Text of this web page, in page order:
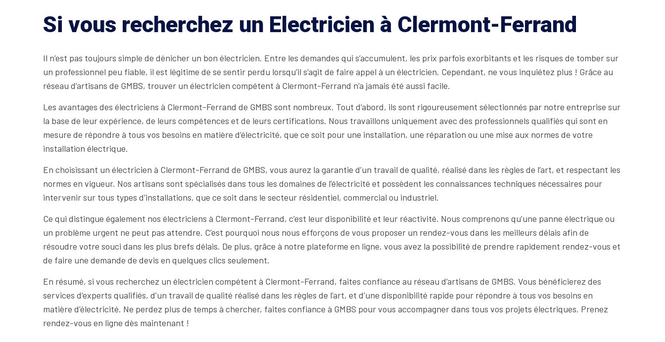
Si vous recherchez un Electricien à Clermont-Ferrand
Il n’est pas toujours simple de dénicher un bon électricien. Entre les demandes qui s’accumulent, les prix parfois exorbitants et les risques de tomber sur
un professionnel peu fiable, il est légitime de se sentir perdu lorsqu’il s’agit de faire appel à un électricien. Cependant, ne vous inquiétez plus ! Grâce au
réseau d’artisans de GMBS, trouver un électricien compétent à Clermont-Ferrand n’a jamais été aussi facile.
Les avantages des électriciens à Clermont-Ferrand de GMBS sont nombreux. Tout d’abord, ils sont rigoureusement sélectionnés par notre entreprise sur
la base de leur expérience, de leurs compétences et de leurs certifications. Nous travaillons uniquement avec des professionnels qualifiés qui sont en
mesure de répondre à tous vos besoins en matière d’électricité, que ce soit pour une installation, une réparation ou une mise aux normes de votre
installation électrique.
En choisissant un électricien à Clermont-Ferrand de GMBS, vous aurez la garantie d’un travail de qualité, réalisé dans les règles de l’art, et respectant les
normes en vigueur. Nos artisans sont spécialisés dans tous les domaines de l’électricité et possèdent les connaissances techniques nécessaires pour
intervenir sur tous types d’installations, que ce soit dans le secteur résidentiel, commercial ou industriel.
Ce qui distingue également nos électriciens à Clermont-Ferrand, c’est leur disponibilité et leur réactivité. Nous comprenons qu’une panne électrique ou
un problème urgent ne peut pas attendre. C’est pourquoi nous nous efforçons de vous proposer un rendez-vous dans les meilleurs délais afin de
résoudre votre souci dans les plus brefs délais. De plus, grâce à notre plateforme en ligne, vous avez la possibilité de prendre rapidement rendez-vous et
de faire une demande de devis en quelques clics seulement.
En résumé, si vous recherchez un électricien compétent à Clermont-Ferrand, faites confiance au réseau d’artisans de GMBS. Vous bénéficierez des
services d’experts qualifiés, d’un travail de qualité réalisé dans les règles de l’art, et d’une disponibilité rapide pour répondre à tous vos besoins en
matière d’électricité. Ne perdez plus de temps à chercher, faites confiance à GMBS pour vous accompagner dans tous vos projets électriques. Prenez
rendez-vous en ligne dès maintenant !